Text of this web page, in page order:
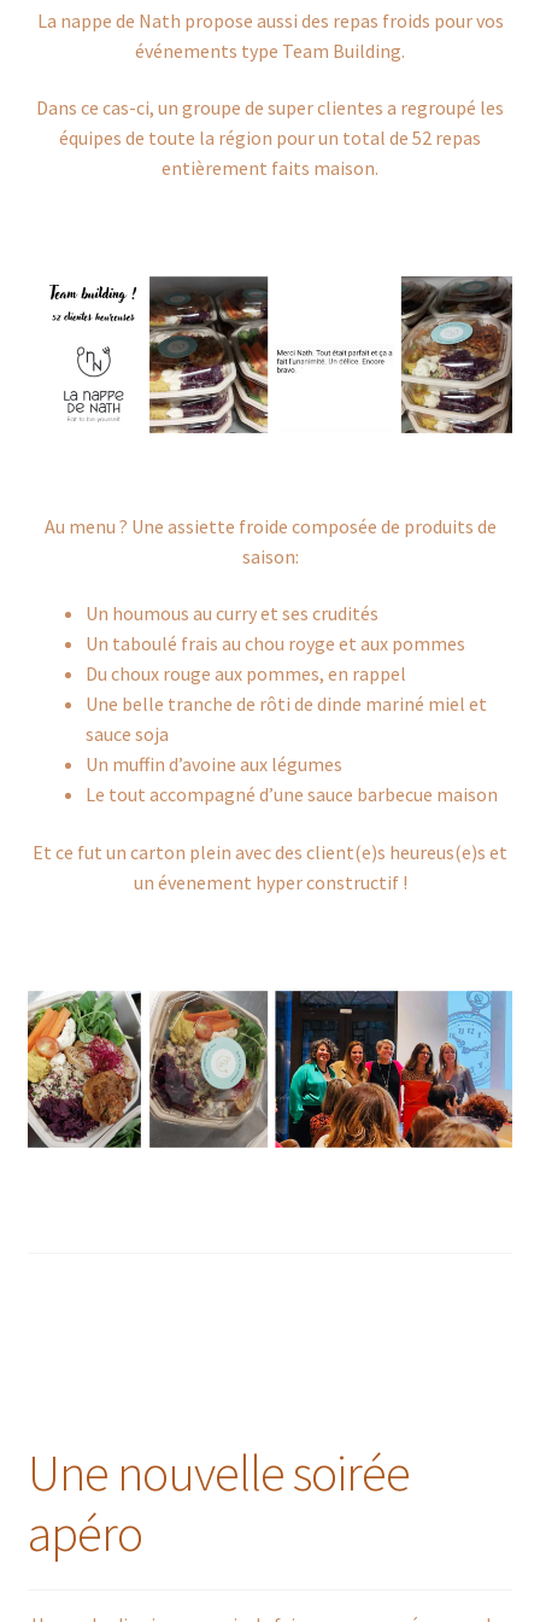
La nappe de Nath propose aussi des repas froids pour vos
événements type Team Building.
Dans ce cas-ci, un groupe de super clientes a regroupé les
équipes de toute la région pour un total de 52 repas
entièrement faits maison.
Au menu ? Une assiette froide composée de produits de
saison:
Un houmous au curry et ses crudités
Un taboulé frais au chou royge et aux pommes
Du choux rouge aux pommes, en rappel
Une belle tranche de rôti de dinde mariné miel et
sauce soja
Un muffin d’avoine aux légumes
Le tout accompagné d’une sauce barbecue maison
Et ce fut un carton plein avec des client(e)s heureus(e)s et
un évenement hyper constructif !
Une nouvelle soirée
apéro